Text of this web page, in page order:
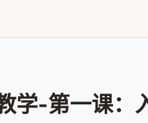
学-第一课：